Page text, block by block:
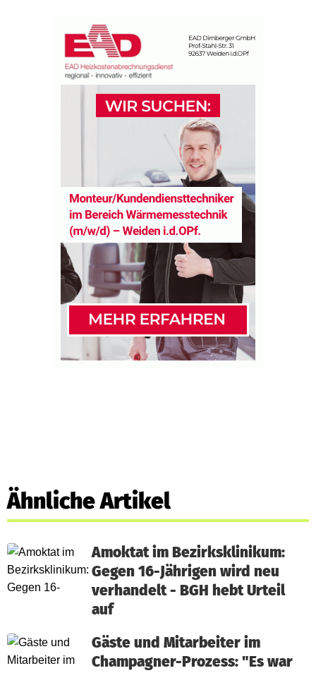
Ähnliche Artikel
Amoktat im Bezirksklinikum:
Gegen 16-Jährigen wird neu
verhandelt - BGH hebt Urteil
auf
Gäste und Mitarbeiter im
Champagner-Prozess: "Es war